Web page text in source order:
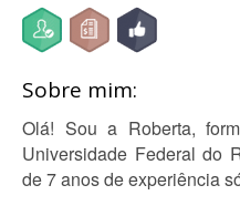
Sobre mim:
Olá! Sou a Roberta,
Universidade Federal do
de 7 anos de experiência